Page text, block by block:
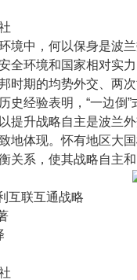
境中，何以保身是波
全环境和国家相对实
时期的均势外交、两
史经验表明，“一边倒
提升战略自主是波兰
地体现。怀有地区大
关系，使其战略自主
互联互通战略